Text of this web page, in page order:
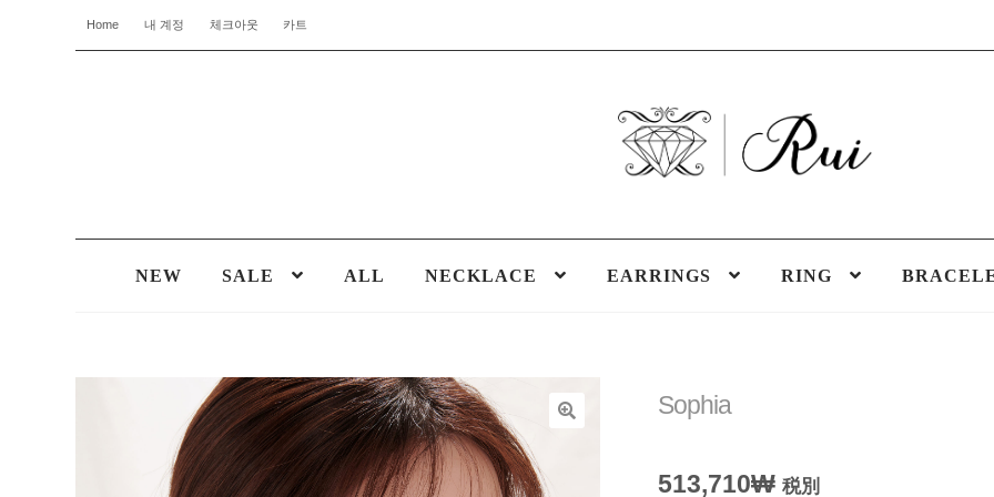
Home 내 계정 체크아웃 카트
NEW SALE ALL NECKLACE EARRINGS RING
Sophia
513,710₩ 税別